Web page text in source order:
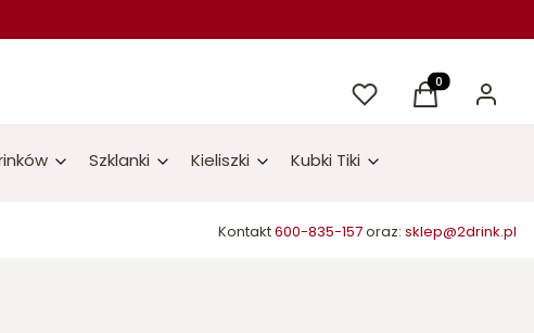
UlubioneProdukty w
Koszyk Zaloguj
Szklanki Kieliszki Kubki Tiki
Kontakt600-835-157oraz: sklep@2drink.pl